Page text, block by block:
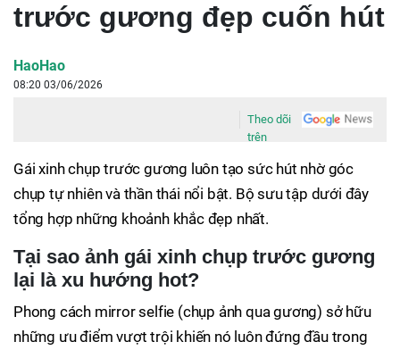
trước gương đẹp cuốn hút
HaoHao
08:20 03/06/2026
Theo dõi
trên
Gái xinh chụp trước gương luôn tạo sức hút nhờ góc
chụp tự nhiên và thần thái nổi bật. Bộ sưu tập dưới đây
tổng hợp những khoảnh khắc đẹp nhất.
Tại sao ảnh gái xinh chụp trước gương
lại là xu hướng hot?
Phong cách mirror selfie (chụp ảnh qua gương) sở hữu
những ưu điểm vượt trội khiến nó luôn đứng đầu trong